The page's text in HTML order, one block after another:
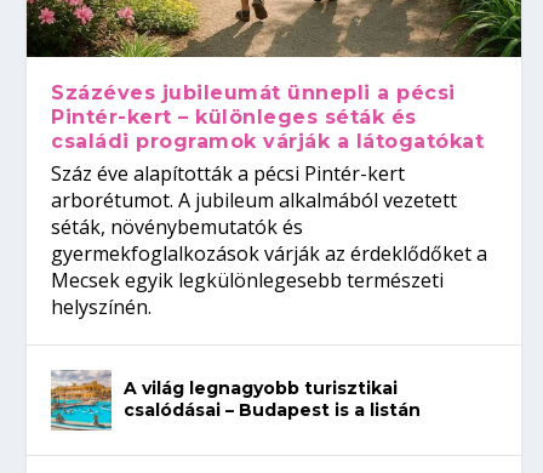
Százéves jubileumát ünnepli a pécsi
Pintér-kert – különleges séták és
családi programok várják a látogatókat
Száz éve alapították a pécsi Pintér-kert
arborétumot. A jubileum alkalmából vezetett
séták, növénybemutatók és
gyermekfoglalkozások várják az érdeklődőket a
Mecsek egyik legkülönlegesebb természeti
helyszínén.
A világ legnagyobb turisztikai
csalódásai – Budapest is a listán